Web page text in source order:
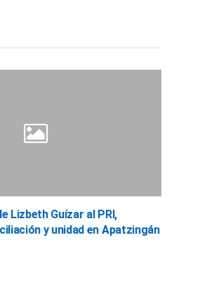
Lizbeth Guízar al PRI,
y unidad en Apatzingán